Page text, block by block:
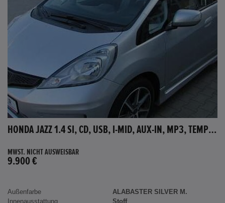
HONDA JAZZ 1.4 SI, CD, USB, I-MID, AUX-IN, MP3, TEMPOMAT
MWST. NICHT AUSWEISBAR
9.900 €
Außenfarbe
ALABASTER SILVER M.
Innenausstattung
Stoff